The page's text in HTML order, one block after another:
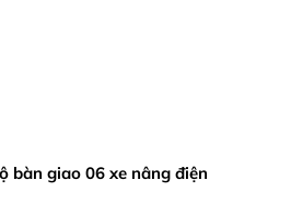
bàn giao 06 xe nâng điện